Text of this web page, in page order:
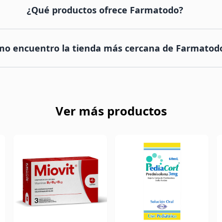
¿Qué productos ofrece Farmatodo?
encuentro la tienda más cercana de
Ver más productos